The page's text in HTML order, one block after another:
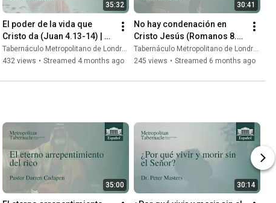
35:32
El poder de la vida que
Cristo da (Juan 4.13-14) |
Dr. Peter Masters
Tabernáculo Metropolitano de Londres
432 views • Streamed 4 months ago
30:41
No hay condenación en
Cristo Jesús (Romanos 8.1)
| Dr. Peter Masters
Tabernáculo Metropolitano de Londres
245 views • Streamed 6 months ago
35:00 30:14